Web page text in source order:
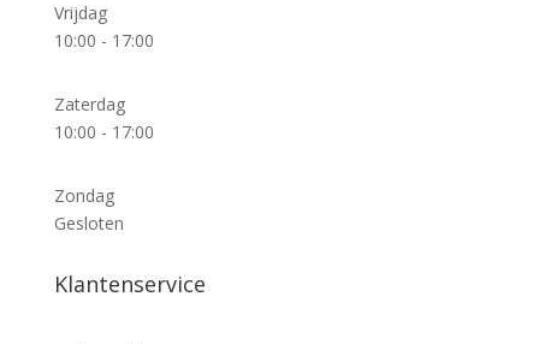
Vrijdag
10:00 - 17:00
Zaterdag
10:00 - 17:00
Zondag
Gesloten
Klantenservice